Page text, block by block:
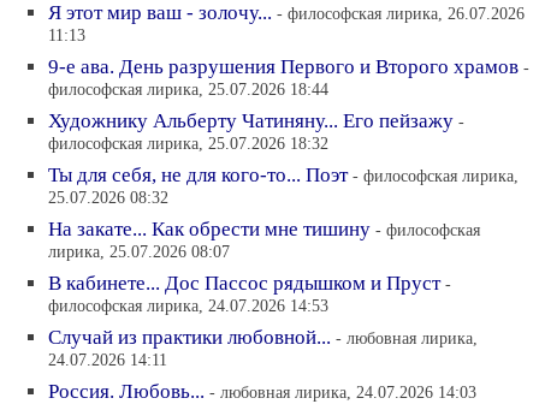
Я этот мир ваш - золочу... - философская лирика, 26.07.2026
11:13
9-е ава. День разрушения Первого и Второго храмов -
философская лирика, 25.07.2026 18:44
Художнику Альберту Чатиняну... Его пейзажу -
философская лирика, 25.07.2026 18:32
Ты для себя, не для кого-то... Поэт - философская лирика,
25.07.2026 08:32
На закате... Как обрести мне тишину - философская
лирика, 25.07.2026 08:07
В кабинете... Дос Пассос рядышком и Пруст -
философская лирика, 24.07.2026 14:53
Случай из практики любовной... - любовная лирика,
24.07.2026 14:11
Россия. Любовь... - любовная лирика, 24.07.2026 14:03